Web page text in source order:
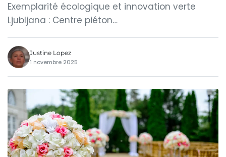
Exemplarité écologique et innovation verte
Ljubljana : Centre piéton…
Justine Lopez
1 novembre 2025